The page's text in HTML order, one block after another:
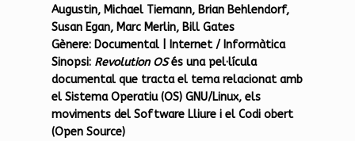
Augustin, Michael Tiemann, Brian Behlendorf,
Susan Egan, Marc Merlin, Bill Gates
Gènere: Documental | Internet / Informàtica
Sinopsi: Revolution OSés una pel·lícula
documental que tracta el tema relacionat amb
el Sistema Operatiu (OS) GNU/Linux, els
moviments del Software Lliure i el Codi obert
(Open Source)